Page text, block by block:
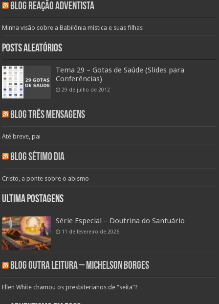
Blog Reação Adventista
Minha visão sobre a Babilônia mística e suas filhas
Posts aleatórios
Tema 29 – Gotas de Saúde (Slides para
Conferências)
29 de julho de 2012
Blog Três Mensagens
Até breve, pai
Blog Sétimo Dia
Cristo, a ponte sobre o abismo
Ultima Postagens
Série Especial – Doutrina do Santuário
11 de fevereiro de 2026
Blog Outra Leitura – Michelson Borges
Ellen White chamou os presbiterianos de “seita”?